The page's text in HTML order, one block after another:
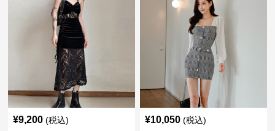
¥9,200 (税込) ¥10,050 (税込)